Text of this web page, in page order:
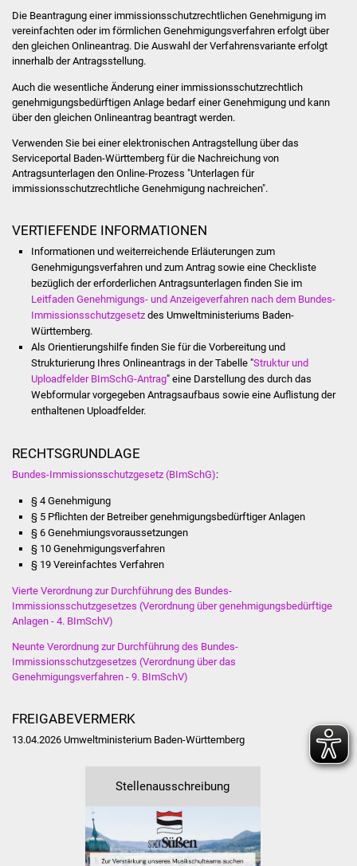
Gewerbeimmobilien
Ausschreibungen
Öffentliche
Ausschreibung
Ausschreibung
Beschränkte
Ausschreibung
Freihändige Vergabe
Gewerbeverzeichnis
Gewerbe - Selbsteintrag
Die Beantragung einer immissionsschutzrechtlichen Genehmigung im
vereinfachten oder im förmlichen Genehmigungsverfahren erfolgt über
den gleichen Onlineantrag. Die Auswahl der Verfahrensvariante erfolgt
innerhalb der Antragsstellung.
Auch die wesentliche Änderung einer immissionsschutzrechtlich
genehmigungsbedürftigen Anlage bedarf einer Genehmigung und kann
über den gleichen Onlineantrag beantragt werden.
Verwenden Sie bei einer elektronischen Antragstellung über das
Serviceportal Baden-Württemberg für die Nachreichung von
Antragsunterlagen den Online-Prozess "Unterlagen für
immissionsschutzrechtliche Genehmigung nachreichen".
VERTIEFENDE INFORMATIONEN
Informationen und weiterreichende Erläuterungen zum
Genehmigungsverfahren und zum Antrag sowie eine Checkliste
bezüglich der erforderlichen Antragsunterlagen finden Sie im
Leitfaden Genehmigungs- und Anzeigeverfahren nach dem Bundes-
Immissionsschutzgesetz des Umweltministeriums Baden-
Württemberg.
Als Orientierungshilfe finden Sie für die Vorbereitung und
Strukturierung Ihres Onlineantrags in der Tabelle "Struktur und
Uploadfelder BImSchG-Antrag" eine Darstellung des durch das
Webformular vorgegeben Antragsaufbaus sowie eine Auflistung der
enthaltenen Uploadfelder.
RECHTSGRUNDLAGE
Bundes-Immissionsschutzgesetz (BImSchG):
§ 4 Genehmigung
§ 5 Pflichten der Betreiber genehmigungsbedürftiger Anlagen
§ 6 Genehmiungsvoraussetzungen
§ 10 Genehmigungsverfahren
§ 19 Vereinfachtes Verfahren
Vierte Verordnung zur Durchführung des Bundes-
Immissionsschutzgesetzes (Verordnung über genehmigungsbedürftige
Anlagen - 4. BImSchV)
Neunte Verordnung zur Durchführung des Bundes-
Immissionsschutzgesetzes (Verordnung über das
Genehmigungsverfahren - 9. BImSchV)
FREIGABEVERMERK
13.04.2026 Umweltministerium Baden-Württemberg
Stellenausschreibung